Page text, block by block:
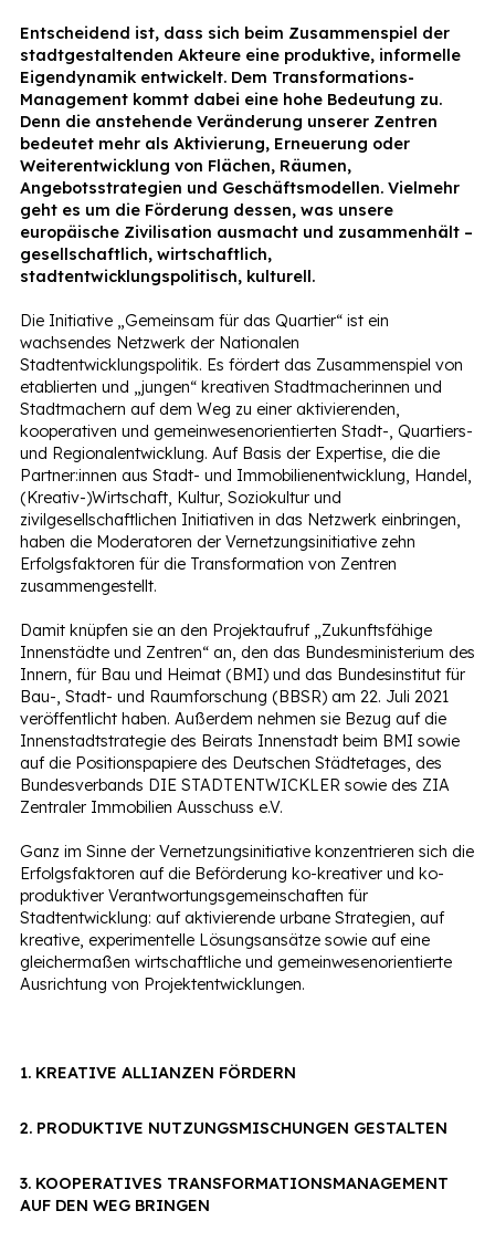
Entscheidend ist, dass sich beim Zusammenspiel der
stadtgestaltenden Akteure eine produktive, informelle
Eigendynamik entwickelt. Dem Transformations-
Management kommt dabei eine hohe Bedeutung zu.
Denn die anstehende Veränderung unserer Zentren
bedeutet mehr als Aktivierung, Erneuerung oder
Weiterentwicklung von Flächen, Räumen,
Angebotsstrategien und Geschäftsmodellen. Vielmehr
geht es um die Förderung dessen, was unsere
europäische Zivilisation ausmacht und zusammenhält –
gesellschaftlich, wirtschaftlich,
stadtentwicklungspolitisch, kulturell.
Die Initiative „Gemeinsam für das Quartier“ ist ein
wachsendes Netzwerk der Nationalen
Stadtentwicklungspolitik. Es fördert das Zusammenspiel von
etablierten und „jungen“ kreativen Stadtmacherinnen und
Stadtmachern auf dem Weg zu einer aktivierenden,
kooperativen und gemeinwesenorientierten Stadt-, Quartiers-
und Regionalentwicklung. Auf Basis der Expertise, die die
Partner:innen aus Stadt- und Immobilienentwicklung, Handel,
(Kreativ-)Wirtschaft, Kultur, Soziokultur und
zivilgesellschaftlichen Initiativen in das Netzwerk einbringen,
haben die Moderatoren der Vernetzungsinitiative zehn
Erfolgsfaktoren für die Transformation von Zentren
zusammengestellt.
Damit knüpfen sie an den Projektaufruf „Zukunftsfähige
Innenstädte und Zentren“ an, den das Bundesministerium des
Innern, für Bau und Heimat (BMI) und das Bundesinstitut für
Bau-, Stadt- und Raumforschung (BBSR) am 22. Juli 2021
veröffentlicht haben. Außerdem nehmen sie Bezug auf die
Innenstadtstrategie des Beirats Innenstadt beim BMI sowie
auf die Positionspapiere des Deutschen Städtetages, des
Bundesverbands DIE STADTENTWICKLER sowie des ZIA
Zentraler Immobilien Ausschuss e.V.
Ganz im Sinne der Vernetzungsinitiative konzentrieren sich die
Erfolgsfaktoren auf die Beförderung ko-kreativer und ko-
produktiver Verantwortungsgemeinschaften für
Stadtentwicklung: auf aktivierende urbane Strategien, auf
kreative, experimentelle Lösungsansätze sowie auf eine
gleichermaßen wirtschaftliche und gemeinwesenorientierte
Ausrichtung von Projektentwicklungen.
1. KREATIVE ALLIANZEN FÖRDERN
2. PRODUKTIVE NUTZUNGSMISCHUNGEN GESTALTEN
3. KOOPERATIVES TRANSFORMATIONSMANAGEMENT
AUF DEN WEG BRINGEN